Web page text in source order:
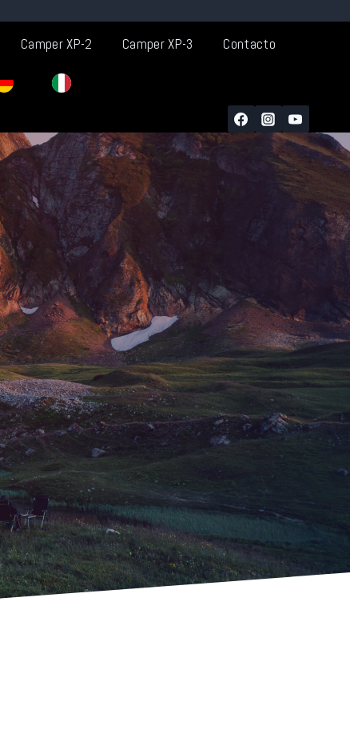
Camper XP-2 Camper XP-3 Contacto